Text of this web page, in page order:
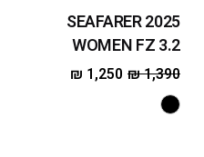
2025 SEAFARER
WOMEN FZ 3.2
₪1,390
₪ 1,250